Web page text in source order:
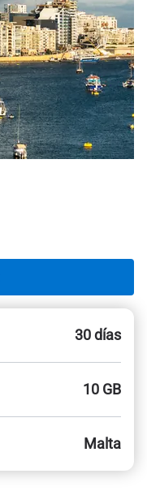
30 días
10 GB
Malta